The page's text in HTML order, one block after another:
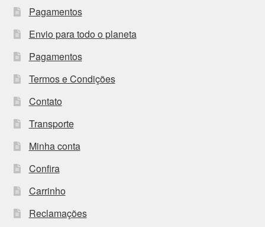
Pagamentos
Envio para todo o planeta
Pagamentos
Termos e Condições
Contato
Transporte
Minha conta
Confira
Carrinho
Reclamações